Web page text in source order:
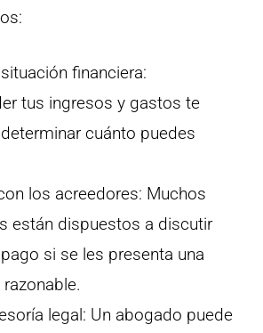
financiera:
tus ingresos y gastos te
cuánto puedes
los acreedores: Muchos
están dispuestos a discutir
si se les presenta una
legal: Un abogado puede